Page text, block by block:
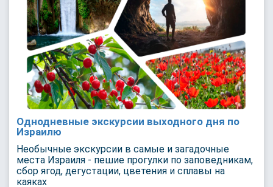
Однодневные экскурсии выходного дня по
Израилю
Необычные экскурсии в самые и загадочные
места Израиля - пешие прогулки по заповедникам,
сбор ягод, дегустации, цветения и сплавы на
каяках